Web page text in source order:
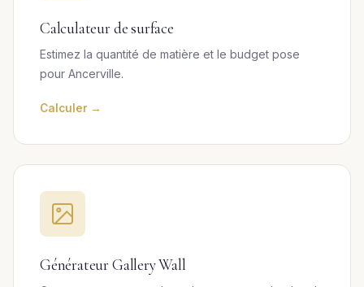
Calculateur de surface
Estimez la quantité de matière et le budget pose
pour Ancerville.
Calculer →
Générateur Gallery Wall